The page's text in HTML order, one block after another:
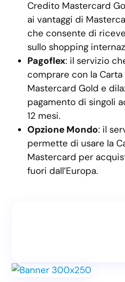
Credito Mastercard
ai vantaggi di
che consente di
sullo shopping
Pagoflex: il servizio
comprare con la
Mastercard Gold e
pagamento di singoli
12 mesi.
Opzione Mondo: il
permette di usare la
Mastercard per
fuori dall’Europa.